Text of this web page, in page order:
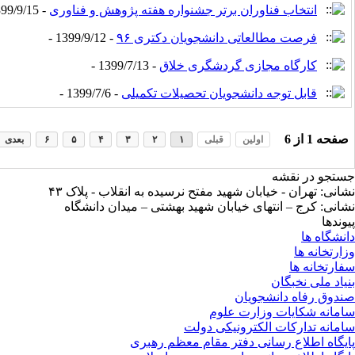
انتخاب فناوران برتر جشنواره هفته پژوهش و فناوری - 1399/9/15 -
فرصت مطالعاتی دانشجویان دکتری ۹۶ - 1399/9/12 -
کارگاه مجازی گردشگری خلاق - 1399/7/13 -
قابل توجه دانشجویان تحصیلات تکمیلی - 1399/7/6 -
صفحه 1 از 6 اولین قبلی ۱ ۲ ۳ ۴ ۵ ۶ بعدی
جستجو در نقشه
نشانی: تهران - خیابان شهید مفتح نرسیده به انقلاب - پلاک ۴۳
نشانی: کرج – انتهای خیابان شهید بهشتی – میدان دانشگاه
پیوندها
دانشگاه ها
وزارتخانه ها
سفارتخانه ها
بنیاد ملی نخبگان
صندوق رفاه دانشجویان
سامانه شکایات وزارت علوم
سامانه تدارکات الکترونیکی دولت
پایگاه اطلاع رسانی دفتر مقام معظم رهبری